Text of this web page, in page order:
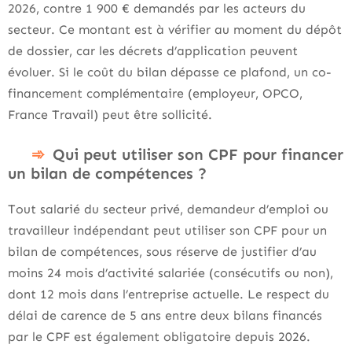
2026, contre 1 900 € demandés par les acteurs du
secteur. Ce montant est à vérifier au moment du dépôt
de dossier, car les décrets d’application peuvent
évoluer. Si le coût du bilan dépasse ce plafond, un co-
financement complémentaire (employeur, OPCO,
France Travail) peut être sollicité.
Qui peut utiliser son CPF pour financer
un bilan de compétences ?
Tout salarié du secteur privé, demandeur d’emploi ou
travailleur indépendant peut utiliser son CPF pour un
bilan de compétences, sous réserve de justifier d’au
moins 24 mois d’activité salariée (consécutifs ou non),
dont 12 mois dans l’entreprise actuelle. Le respect du
délai de carence de 5 ans entre deux bilans financés
par le CPF est également obligatoire depuis 2026.